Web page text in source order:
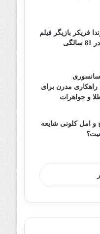
فریکر بازیگر فیلم
مدرن برای
و جواهرات
و امل کلونی شایعه